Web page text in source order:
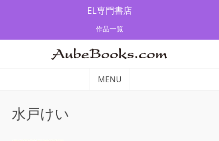
EL専門書店
作品一覧
MENU
水戸けい